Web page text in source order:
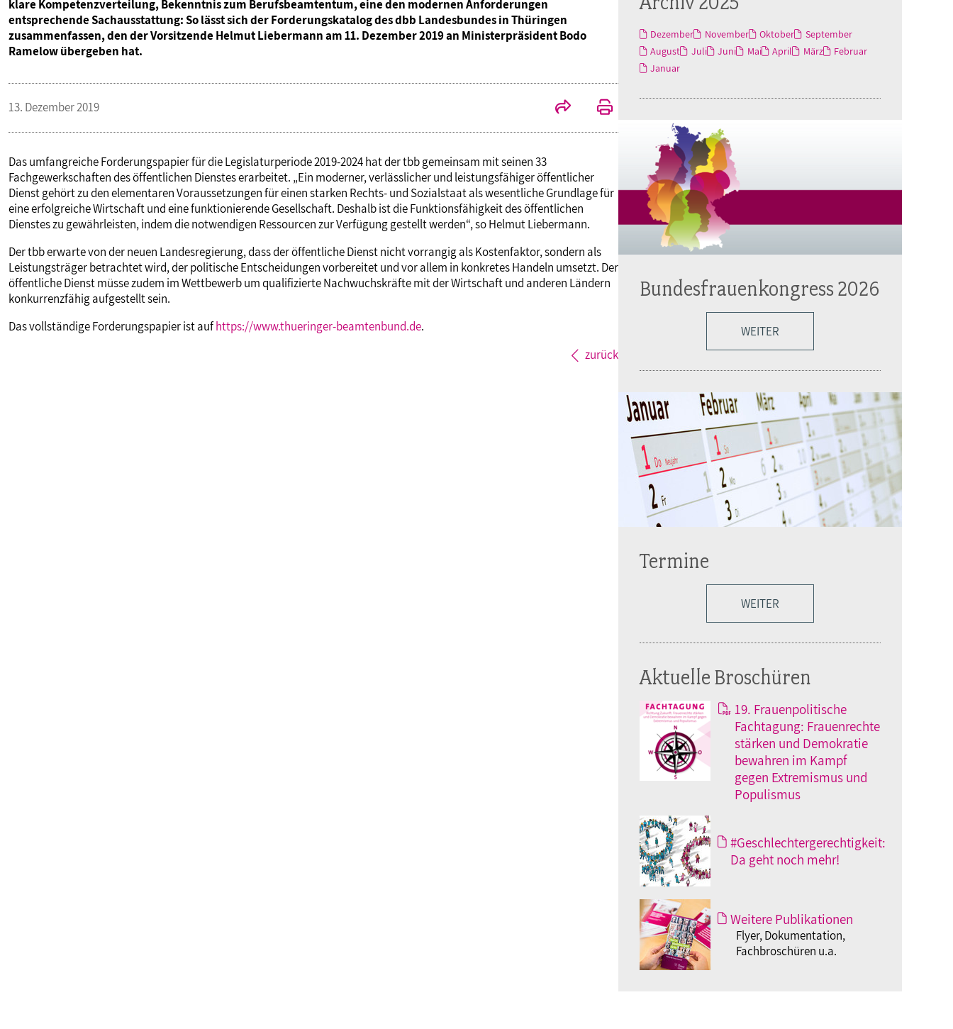
Mitgliedsgewerkschaften
Alterssicherung
Gender Budgeting
Europa
Stellungnahmen
Digitalisierung
PUBLIKATIONEN
Seminare
MITGLIEDSCHAFT & SERVICE
Akademie
klare Kompetenzverteilung, Bekenntnis zum Berufsbeamtentum, eine den modernen Anforderungen
entsprechende Sachausstattung: So lässt sich der Forderungskatalog des dbb Landesbundes in Thüringen
zusammenfassen, den der Vorsitzende Helmut Liebermann am 11. Dezember 2019 an Ministerpräsident Bodo
Ramelow übergeben hat.
13. Dezember 2019
Das umfangreiche Forderungspapier für die Legislaturperiode 2019-2024 hat der tbb gemeinsam mit seinen 33
Fachgewerkschaften des öffentlichen Dienstes erarbeitet. „Ein moderner, verlässlicher und leistungsfähiger öffentlicher
Dienst gehört zu den elementaren Voraussetzungen für einen starken Rechts- und Sozialstaat als wesentliche Grundlage für
eine erfolgreiche Wirtschaft und eine funktionierende Gesellschaft. Deshalb ist die Funktionsfähigkeit des öffentlichen
Dienstes zu gewährleisten, indem die notwendigen Ressourcen zur Verfügung gestellt werden“, so Helmut Liebermann.
Der tbb erwarte von der neuen Landesregierung, dass der öffentliche Dienst nicht vorrangig als Kostenfaktor, sondern als
Leistungsträger betrachtet wird, der politische Entscheidungen vorbereitet und vor allem in konkretes Handeln umsetzt. Der
öffentliche Dienst müsse zudem im Wettbewerb um qualifizierte Nachwuchskräfte mit der Wirtschaft und anderen Ländern
konkurrenzfähig aufgestellt sein.
Das vollständige Forderungspapier ist aufhttps://www.thueringer-beamtenbund.de.
zurück
Dezember November Oktober
September
August
Juli Juni Mai April März
Februar
Januar
Bundesfrauenkongress 2026
WEITER
Termine
WEITER
Aktuelle Broschüren
19. Frauenpolitische
Fachtagung: Frauenrechte
stärken und Demokratie
bewahren im Kampf
gegen Extremismus und
Populismus
#Geschlechtergerechtigkeit:
Da geht noch mehr!
Weitere Publikationen
Flyer, Dokumentation,
Fachbroschüren u.a.